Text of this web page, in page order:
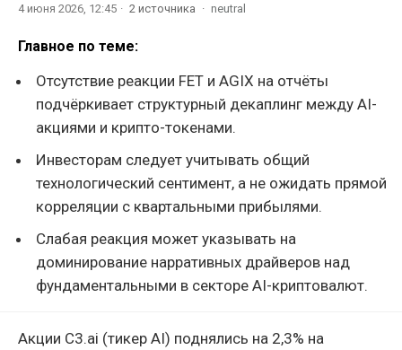
4 июня 2026, 12:45 2 источника neutral
Главное по теме:
Отсутствие реакции FET и AGIX на отчёты
подчёркивает структурный декаплинг между AI-
акциями и крипто-токенами.
Инвесторам следует учитывать общий
технологический сентимент, а не ожидать прямой
корреляции с квартальными прибылями.
Слабая реакция может указывать на
доминирование нарративных драйверов над
фундаментальными в секторе AI-криптовалют.
Акции C3.ai (тикер AI) поднялись на 2,3% на